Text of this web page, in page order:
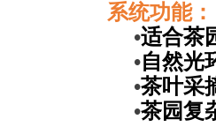
系统功能：
•适合茶
•自然光
•茶叶采
•茶园复